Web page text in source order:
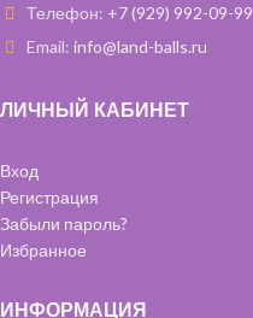
чтобы они дольше летали.
Телефон: +7 (929) 992-09-99
Email: info@land-balls.ru
ЛИЧНЫЙ КАБИНЕТ
Вход
Регистрация
Забыли пароль?
Избранное
ИНФОРМАЦИЯ